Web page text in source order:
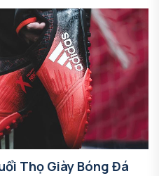
Thọ Giày Bóng Đá